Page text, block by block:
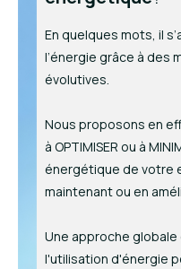
En quelques mots, il
l’énergie grâce à des
évolutives.
Nous proposons en
à OPTIMISER ou à
énergétique de votre
maintenant ou en
Une approche
l'utilisation d'énergie